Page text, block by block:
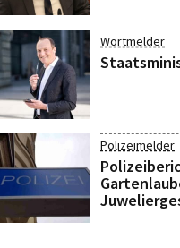
Wortmelder
Polizeimelder